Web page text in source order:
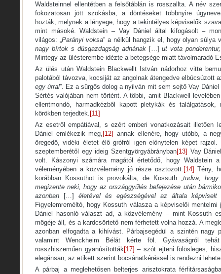
Waldsteinnel ellentétben a felsőtáblán is rosszallta. A név
fokozatosan jött szokásba, a döntéseket többnyire
hozták, melynek a lényege, hogy a tekintélyes képviselők
mint másoké. Waldstein –­ Vay Dániel által kifogásolt –
világos: „Parányi voksa” a nélkül hangzik el, hogy olyan súlya
nagy bírtok s dúsgazdagság adnának […] ut vota
Mintegy az ülésterembe idézte a betegsége miatt távolmaradó
Az ülés után Waldstein Blackwellt István nádorhoz vitte
palotából távozva, kocsiját az angolnak átengedve elbúcsúzott
egy úrral”. Ez a sürgős dolog a nyilván mit sem sejtő Vay
Sértés valójában nem történt. A többi, amit Blackwell
ellentmondó, harmadkézből kapott pletykák és
körökben terjedtek. [11]
Az esetről empátiával, s ezért emberi vonatkozásait illetően
Dániel emlékezik meg, [12] annak ellenére, hogy utóbb, a
öregedő, vidéki életet élő grófról igen előnytelen képet rajzol.
szeptemberétől egy ideig Szentgyörgyábrányban[13] Vay
volt. Kászonyi számára magától értetődő, hogy Waldstein
véleményében a közvélemény jó része osztozott. [14] Tény,
korábban Kossuthot is provokálta, de Kossuth „tudva,
megizente neki, hogy az országgyűlés befejezése után
azonban
[…]
életével és egészségével az általa
Figyelemreméltó, hogy Kossuth válasza a képviselői
Dániel hasonló választ ad, a közvélemény – mint Kossuth
mögéje áll, és a kardcsörtető nem férhetett volna hozzá. A
azonban elfogadta a kihívást. Párbajsegédül a szintén nagy
valamint Wenckheim Bélát kérte föl. Gyávaságról
rosszhiszeműen gyanúsították[17] – szót ejteni fölösleges,
elegánsan, az etikett szerint bocsánatkéréssel is rendezni
A párbaj a meglehetősen belterjes arisztokrata